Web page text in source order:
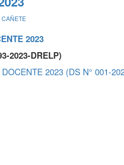
2023
2023-DRELP)
2023 (DS N° 001-